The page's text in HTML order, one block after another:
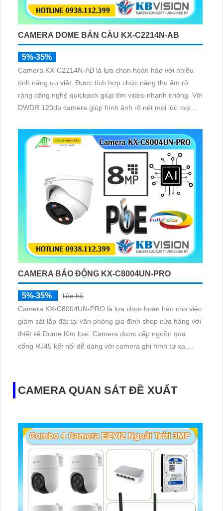
CAMERA DOME BÁN CẦU KX-C2214N-AB
5%-35%
Camera KX-C2214N-AB là lựa chọn hoàn hảo với nhiều
tính năng ưu việt. Được tích hợp chức năng thu âm rõ
ràng công nghệ quickpick giúp tìm video nhanh chóng. Với
DWDR 120db camera giúp hình ảnh rõ nét mọi lúc mọi
sắc đẹp tươi
CAMERA BÁO ĐỘNG KX-C8004UN-PRO
5%-35%
liên hệ
Camera KX-C8004UN-PRO là lựa chọn hoàn hảo cho việc
giám sát lắp đặt tại văn phòng gia đình shop cửa hàng với
thiết kế Dome Kim loại. Camera được cấp nguồn qua
cổng RJ45 kết nối dễ dàng với camera ghi hình từ xa.
CAMERA QUAN SÁT ĐỀ XUẤT